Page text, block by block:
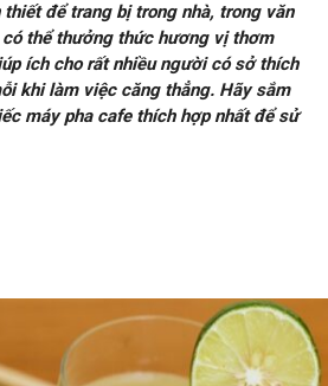
để trang bị trong nhà, trong văn
có thể thưởng thức hương vị thơm
ích cho rất nhiều người có sở thích
khi làm việc căng thẳng. Hãy sắm
máy pha cafe thích hợp nhất để sử